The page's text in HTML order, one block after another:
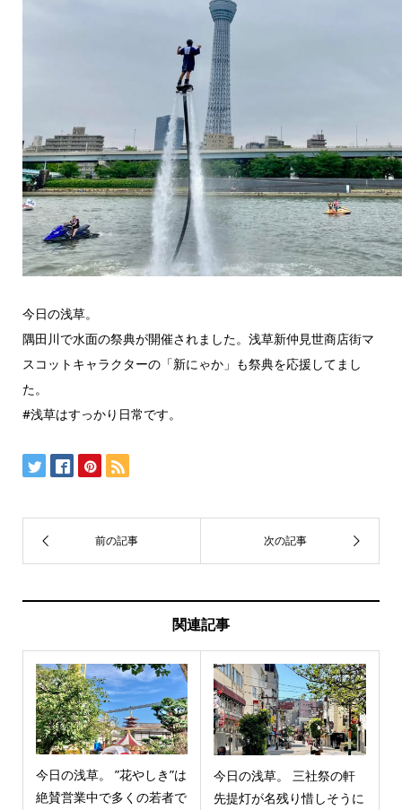
今日の浅草。
隅田川で水面の祭典が開催されました。浅草新仲見世商店街マ
スコットキャラクターの「新にゃか」も祭典を応援してまし
た。
#浅草はすっかり日常です。
関連記事
今日の浅草。 ”花やしき”は
絶賛営業中で多くの若者で
今日の浅草。 三社祭の軒
先提灯が名残り惜しそうに